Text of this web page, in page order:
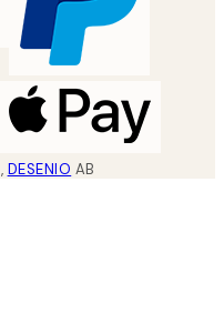
, DESENIO AB